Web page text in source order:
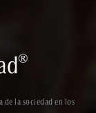
la sociedad en los